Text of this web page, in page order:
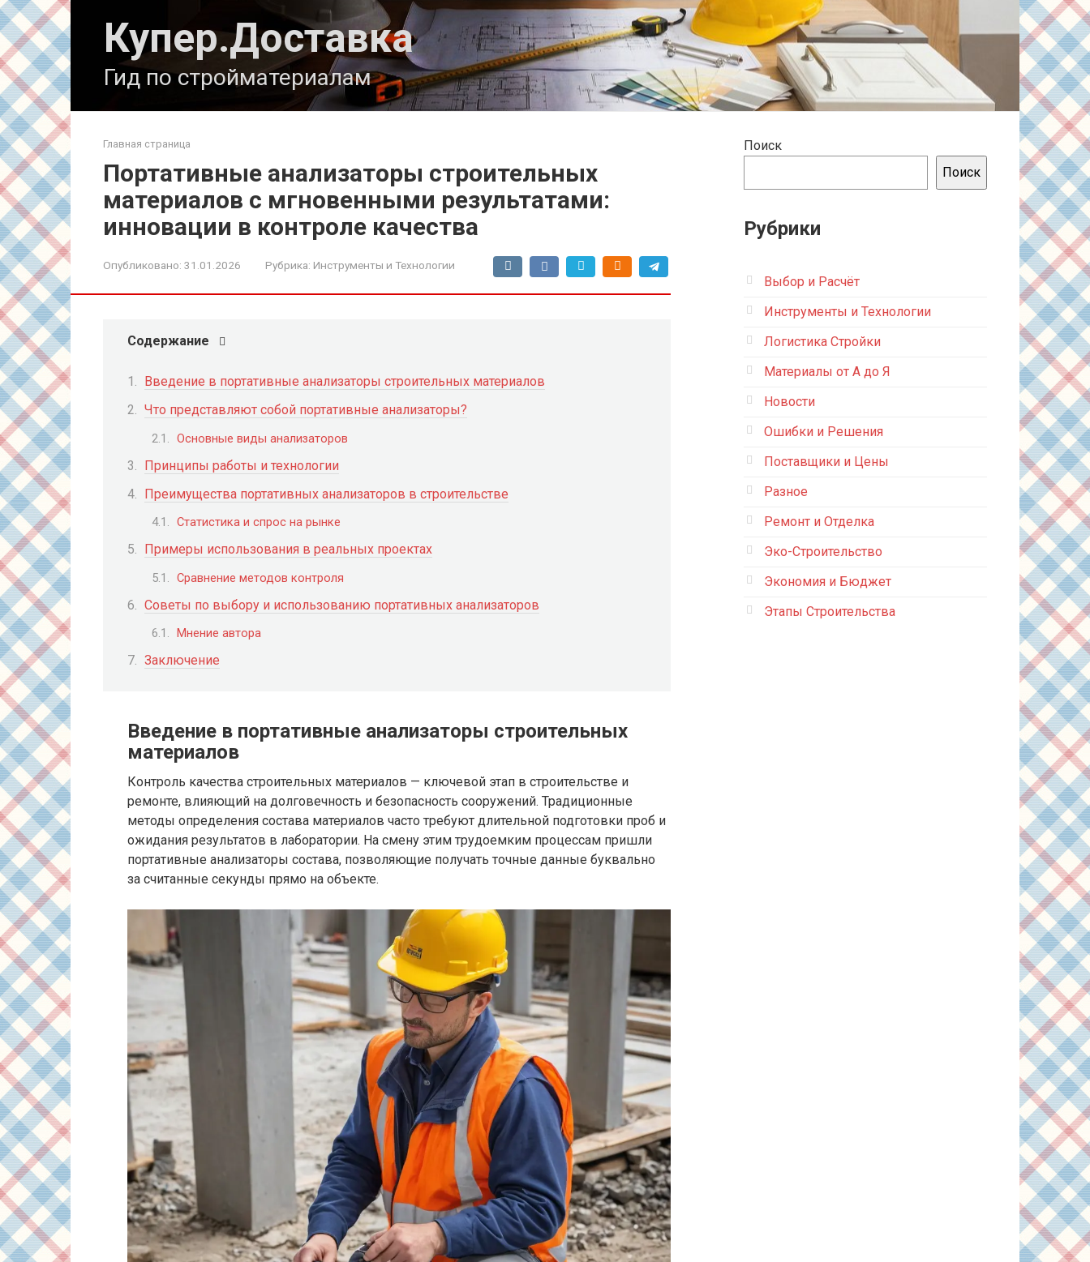
Перейти
к
контенту
Купер.Доставка
Гид по стройматериалам
Главная страница
Портативные анализаторы строительных
материалов с мгновенными результатами:
инновации в контроле качества
Опубликовано: 31.01.2026 Рубрика: Инструменты и Технологии
Содержание
Введение в портативные анализаторы строительных материалов
Что представляют собой портативные анализаторы?
Основные виды анализаторов
Принципы работы и технологии
Преимущества портативных анализаторов в строительстве
Статистика и спрос на рынке
Примеры использования в реальных проектах
Сравнение методов контроля
Советы по выбору и использованию портативных анализаторов
Мнение автора
Заключение
Введение в портативные анализаторы строительных
материалов
Контроль качества строительных материалов — ключевой этап в строительстве и
ремонте, влияющий на долговечность и безопасность сооружений. Традиционные
методы определения состава материалов часто требуют длительной подготовки проб и
ожидания результатов в лаборатории. На смену этим трудоемким процессам пришли
портативные анализаторы состава, позволяющие получать точные данные буквально
за считанные секунды прямо на объекте.
Поиск
Поиск
Рубрики
Выбор и Расчёт
Инструменты и Технологии
Логистика Стройки
Материалы от А до Я
Новости
Ошибки и Решения
Поставщики и Цены
Разное
Ремонт и Отделка
Эко-Строительство
Экономия и Бюджет
Этапы Строительства